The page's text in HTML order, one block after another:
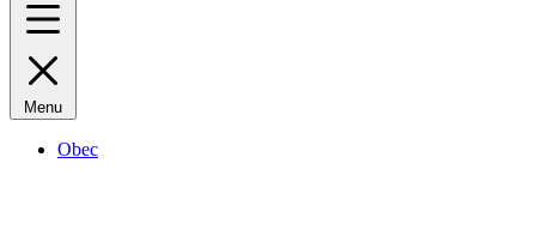
Menu
Obec